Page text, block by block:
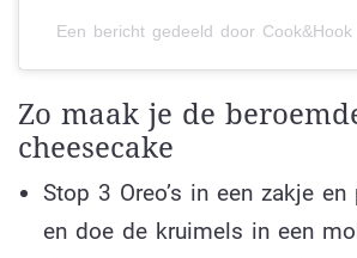
Een bericht gedeeld door Cook&Hook
Zo maak je de
cheesecake
Stop 3 Oreo’s in een zakje
en doe de kruimels in een